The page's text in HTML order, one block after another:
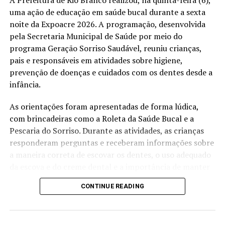
municípios com Operação Verão 2025
DON'T MISS
Presidente do Sebrae defende empreendedorismo como
instrumento de inclusão socioeconômica
uma ação de educação em saúde bucal durante a sexta
noite da Expoacre 2026. A programação, desenvolvida
pela Secretaria Municipal de Saúde por meio do
programa Geração Sorriso Saudável, reuniu crianças,
pais e responsáveis em atividades sobre higiene,
prevenção de doenças e cuidados com os dentes desde a
infância.
As orientações foram apresentadas de forma lúdica,
com brincadeiras como a Roleta da Saúde Bucal e a
Pescaria do Sorriso. Durante as atividades, as crianças
responderam perguntas e receberam informações sobre
a maneira correta de escovar os dentes, o uso adequado
uma rotina de higiene bucal.
explicou que a proposta é aproximar as orientações de
CONTINUE READING